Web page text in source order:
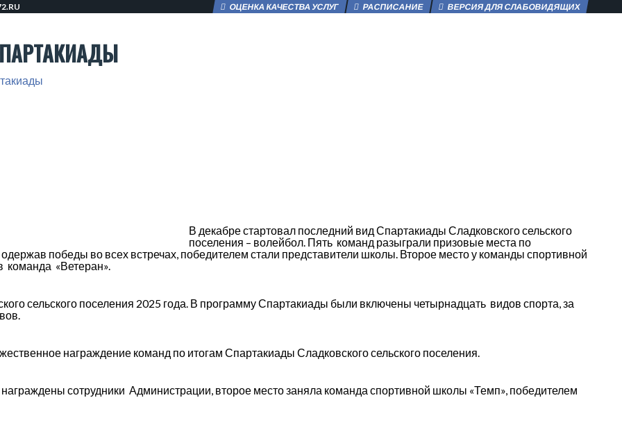
ОЦЕНКА КАЧЕСТВА УСЛУГ РАСПИСАНИЕ ВЕРСИЯ ДЛЯ СЛАБОВИДЯЩИХ
В декабре стартовал последний вид Спартакиады Сладковского сельского
поселения – волейбол. Пять команд разыграли призовые места по
победы во всех встречах, победителем стали представители школы. Второе место у команды спортивной
команда «Ветеран».
сельского поселения 2025 года. В программу Спартакиады были включены четырнадцать видов спорта, за
награждение команд по итогам Спартакиады Сладковского сельского поселения.
сотрудники Администрации, второе место заняла команда спортивной школы «Темп», победителем